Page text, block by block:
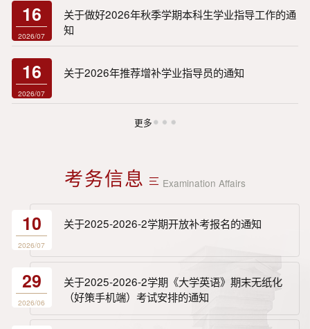
16
2026/07
关于做好2026年秋季学期本科生学业指导工作的通
知
16
2026/07
关于2026年推荐增补学业指导员的通知
更多
考务信息 Examination Affairs
10
2026/07
关于2025-2026-2学期开放补考报名的通知
29
2026/06
关于2025-2026-2学期《大学英语》期末无纸化
（好策手机端）考试安排的通知